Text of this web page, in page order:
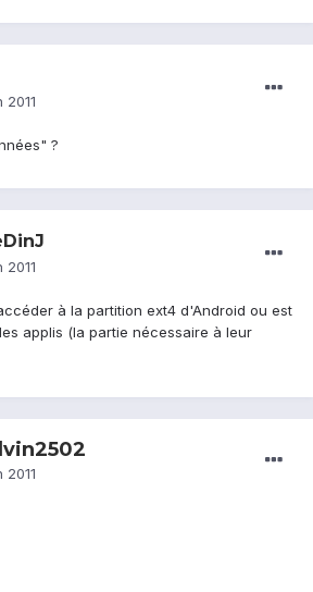
2011
?
2011
à la partition ext4 d'Android ou est
applis (la partie nécessaire à leur
2011